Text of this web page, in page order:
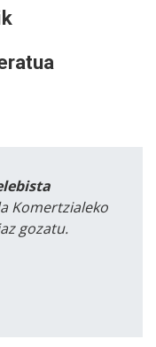
Komertzialeko
gozatu.